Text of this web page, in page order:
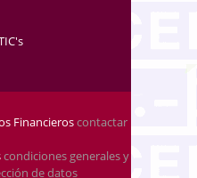
Financieroscontactar
condiciones generales y
de datos